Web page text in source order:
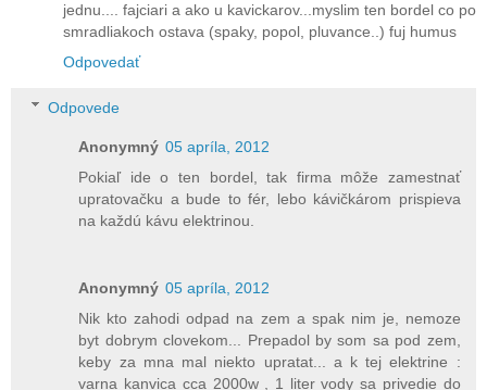
jednu.... fajciari a ako u kavickarov...myslim ten bordel co po
smradliakoch ostava (spaky, popol, pluvance..) fuj humus
Odpovedať
Odpovede
Anonymný 05 apríla, 2012
Pokiaľ ide o ten bordel, tak firma môže zamestnať
upratovačku a bude to fér, lebo kávičkárom prispieva
na každú kávu elektrinou.
Anonymný 05 apríla, 2012
Nik kto zahodi odpad na zem a spak nim je, nemoze
byt dobrym clovekom... Prepadol by som sa pod zem,
keby za mna mal niekto upratat... a k tej elektrine :
varna kanvica cca 2000w , 1 liter vody sa privedie do